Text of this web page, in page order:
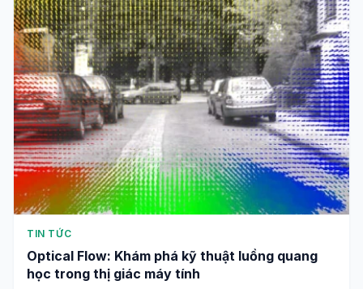
TIN TỨC
Optical Flow: Khám phá kỹ thuật luồng quang
học trong thị giác máy tính